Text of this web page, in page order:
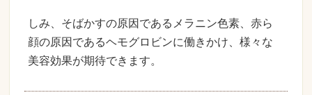
しみ、そばかすの原因であるメラニン色素、赤ら
顔の原因であるヘモグロビンに働きかけ、様々な
美容効果が期待できます。